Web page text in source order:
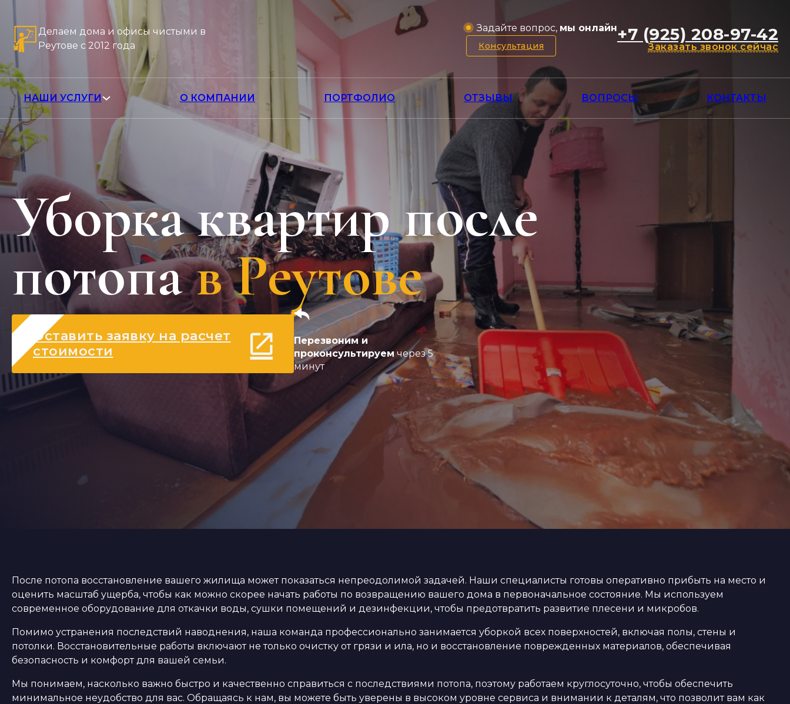
Делаем дома и офисы чистыми в
Реутове с 2012 года
Задайте вопрос, мы онлайн
Консультация
+7 (925) 208-97-42
Заказать звонок сейчас
НАШИ УСЛУГИ О КОМПАНИИ ПОРТФОЛИО ОТЗЫВЫ ВОПРОСЫ КОНТАКТЫ
Уборка квартир после
потопав Реутове
Оставить заявку на расчет
стоимости
Перезвоним и
проконсультируемчерез 5
минут
После потопа восстановление вашего жилища может показаться непреодолимой задачей. Наши специалисты готовы оперативно прибыть на место и
оценить масштаб ущерба, чтобы как можно скорее начать работы по возвращению вашего дома в первоначальное состояние. Мы используем
современное оборудование для откачки воды, сушки помещений и дезинфекции, чтобы предотвратить развитие плесени и микробов.
Помимо устранения последствий наводнения, наша команда профессионально занимается уборкой всех поверхностей, включая полы, стены и
потолки. Восстановительные работы включают не только очистку от грязи и ила, но и восстановление поврежденных материалов, обеспечивая
безопасность и комфорт для вашей семьи.
Мы понимаем, насколько важно быстро и качественно справиться с последствиями потопа, поэтому работаем круглосуточно, чтобы обеспечить
минимальное неудобство для вас. Обращаясь к нам, вы можете быть уверены в высоком уровне сервиса и внимании к деталям, что позволит вам как